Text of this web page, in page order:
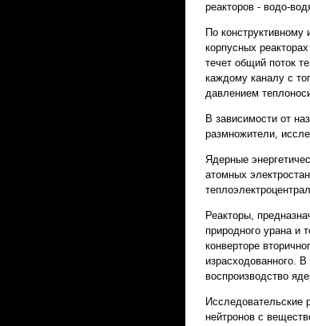
реакторов - водо-
По
корпусных
течет общий поток
каждому каналу с
давлением
В зависимости от
размножители,
Ядерные
атомных
Реакторы,
природного урана и
конверторе
израсходованного.
воспроизводство
Исследовательские
нейтронов с